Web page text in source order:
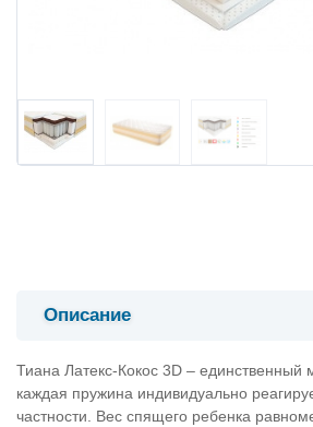
Описание
Тиана Латекс-Кокос 3D – единственный
каждая пружина индивидуально
частности. Вес спящего ребенка